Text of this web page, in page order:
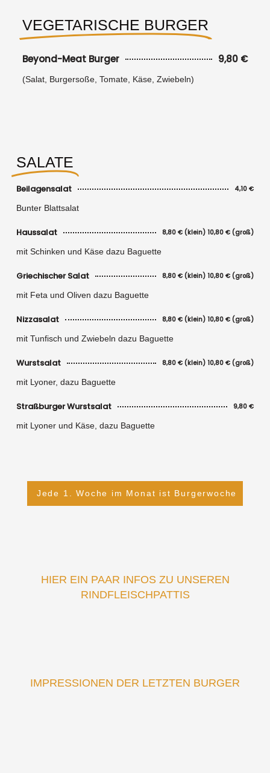
VEGETARISCHE BURGER
Beyond-Meat Burger 9,80 €
(Salat, Burgersoße, Tomate, Käse, Zwiebeln)
SALATE
Beilagensalat 4,10 €
Bunter Blattsalat
Haussalat 8,80 € (klein) 10,80 € (groß)
mit Schinken und Käse dazu Baguette
Griechischer Salat 8,80 € (klein) 10,80 € (groß)
mit Feta und Oliven dazu Baguette
Nizzasalat 8,80 € (klein) 10,80 € (groß)
mit Tunfisch und Zwiebeln dazu Baguette
Wurstsalat 8,80 € (klein) 10,80 € (groß)
mit Lyoner, dazu Baguette
Straßburger Wurstsalat 9,80 €
mit Lyoner und Käse, dazu Baguette
Jede 1. Woche im Monat ist Burgerwoche
HIER EIN PAAR INFOS ZU UNSEREN
RINDFLEISCHPATTIS
IMPRESSIONEN DER LETZTEN BURGER